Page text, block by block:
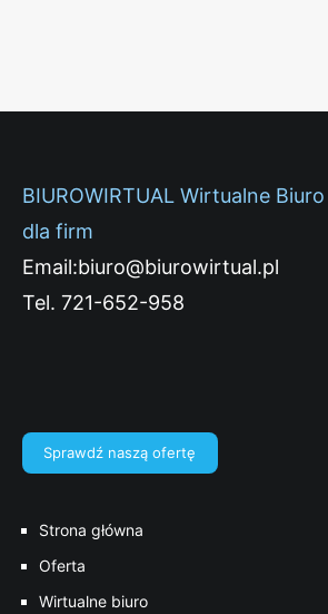
BIUROWIRTUAL Wirtualne
dla firm
Email:biuro@biurowirtual.pl
Tel. 721-652-958
Sprawdź naszą ofertę
Strona główna
Oferta
Wirtualne biuro